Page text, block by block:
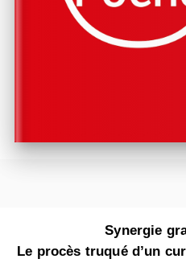
Synergie
Le procès truqué d’un